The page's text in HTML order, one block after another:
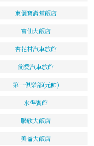
東儷寶滿堂飯店
富仙大飯店
杏花村汽車旅館
簡愛汽車旅館
第一俱樂部(元帥)
水準賓館
聯欣大飯店
美崙大飯店